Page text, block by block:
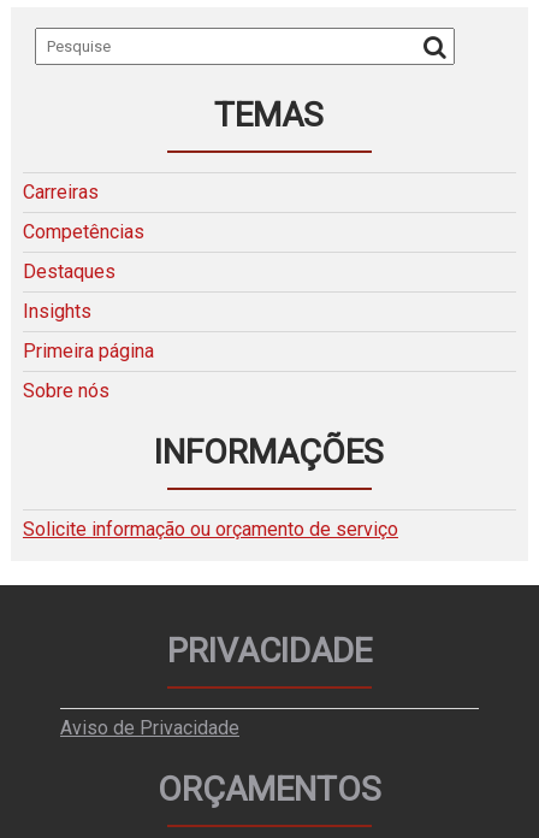
TEMAS
Carreiras
Competências
Destaques
Insights
Primeira página
Sobre nós
INFORMAÇÕES
Solicite informação ou orçamento de serviço
PRIVACIDADE
Aviso de Privacidade
ORÇAMENTOS